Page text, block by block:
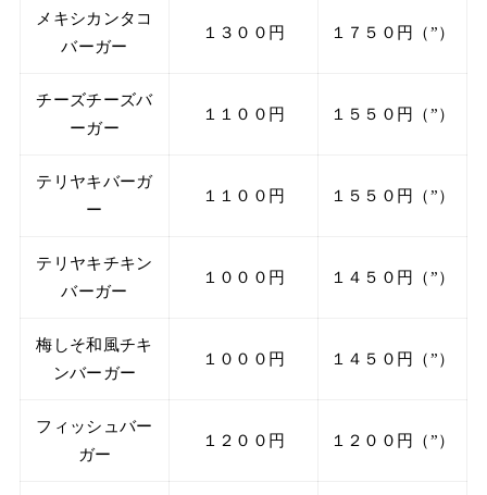
メキシカンタコ
バーガー
１３００円 １７５０円（”）
チーズチーズバ
ーガー
１１００円 １５５０円（”）
テリヤキバーガ
ー
１１００円 １５５０円（”）
テリヤキチキン
バーガー
１０００円 １４５０円（”）
梅しそ和風チキ
ンバーガー
１０００円 １４５０円（”）
フィッシュバー
ガー
１２００円 １２００円（”）